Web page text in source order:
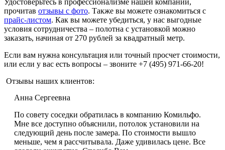
прочитав отзывы с фото. Также вы можете ознакомиться с
прайс-листом. Как вы можете убедиться, у нас выгодные
условия сотрудничества – полотна с установкой можно
заказать, начиная от 270 рублей за квадратный метр.
Если вам нужна консультация или точный просчет стоимости,
или если у вас есть вопросы – звоните +7 (495) 971-66-20!
Отзывы наших клиентов:
Анна Сергеевна
По совету соседки обратилась в компанию Комильфо.
Мне все доступно объяснили, потолок установили на
следующий день после замера. По стоимости вышло
меньше, чем я рассчитывала. Даже удивилась цене. Все